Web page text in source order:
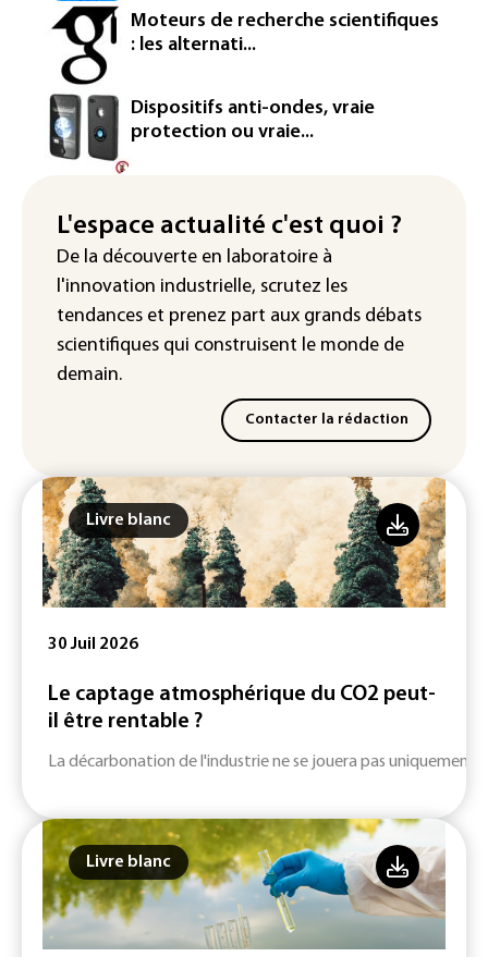
Les Etats-Unis veulent contrôler la
production d'un composant des
semiconducteurs et panneaux solaires
Washington étend le contrôle des
réseaux sociaux des étrangers
demandeurs de visas
cyberattaque
Enquête ouverte après la fuite des
données de 300.000 clients
d'Intermarché
Moteurs de recherche scientifiques
: les alternati...
Dispositifs anti-ondes, vraie
protection ou vraie...
L'espace actualité c'est quoi ?
De la découverte en laboratoire à
l'innovation industrielle, scrutez les
tendances et prenez part aux grands débats
scientifiques qui construisent le monde de
demain.
Contacter la rédaction
Livre blanc
30 Juil 2026
Le captage atmosphérique du CO2 peut-
il être rentable ?
La décarbonation de l'industrie ne se jouera pas uniquement
Livre blanc